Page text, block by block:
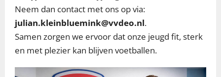
Neem dan contact met ons op via:
julian.kleinbluemink@vvdeo.nl.
Samen zorgen we ervoor dat onze jeugd fit, sterk
en met plezier kan blijven voetballen.